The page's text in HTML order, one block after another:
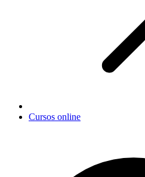
Cursos online